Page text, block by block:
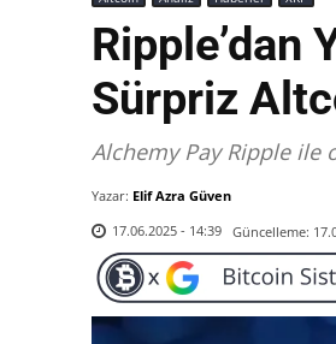
Ripple’dan
Sürpriz
Alchemy Pay Ripple ile
Yazar: Elif Azra Güven
17.06.2025 - 14:39 Güncelleme: